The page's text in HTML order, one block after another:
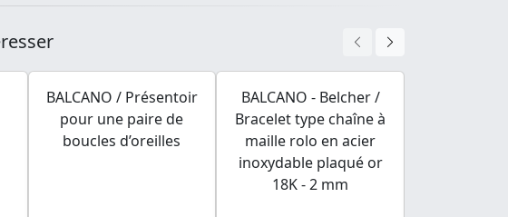
BALCANO / Présentoir
pour une paire de
boucles d’oreilles
BALCANO - Belcher /
Bracelet type chaîne à
maille rolo en acier
inoxydable plaqué or
18K - 2 mm